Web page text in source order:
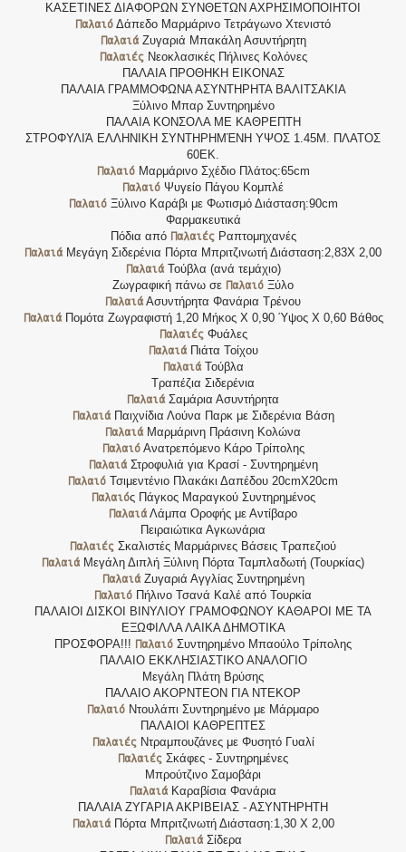
ΚΑΣΕΤΙΝΕΣ ΔΙΑΦΟΡΩΝ ΣΥΝΘΕΤΩΝ ΑΧΡΗΣΙΜΟΠΟΙΗΤΟΙ
Παλαιό Δάπεδο Μαρμάρινο Τετράγωνο Χτενιστό
ΠαλαιάΖυγαριά Μπακάλη Ασυντήρητη
ΠαλαιέςΝεοκλασικές Πήλινες Κολόνες
ΠΑΛΑΙΑ ΠΡΟΘΗΚΗ ΕΙΚΟΝΑΣ
ΠΑΛΑΙΑ ΓΡΑΜΜΟΦΩΝΑ ΑΣΥΝΤΗΡΗΤΑ ΒΑΛΙΤΣΑΚΙΑ
Ξύλινο Μπαρ Συντηρημένο
ΠΑΛΑΙΑ ΚΟΝΣΟΛΑ ΜΕ ΚΑΘΡΕΠΤΗ
ΣΤΡΟΦΥΛΙΆ ΕΛΛΗΝΙΚΗ ΣΥΝΤΗΡΗΜΈΝΗ ΥΨΟΣ 1.45Μ. ΠΛΑΤΟΣ
60ΕΚ.
ΠαλαιόΜαρμάρινο Σχέδιο Πλάτος:65cm
Παλαιό Ψυγείο Πάγου Κομπλέ
ΠαλαιόΞύλινο Καράβι με Φωτισμό Διάσταση:90cm
Φαρμακευτικά
Πόδια από ΠαλαιέςΡαπτομηχανές
Παλαιά Μεγάγη Σιδερένια Πόρτα Μπριτζινωτή Διάσταση:2,83Χ 2,00
ΠαλαιάΤούβλα (ανά τεμάχιο)
Ζωγραφική πάνω σε Παλαιό Ξύλο
Παλαιά Ασυντήρητα Φανάρια Τρένου
ΠαλαιάΠομότα Ζωγραφιστή 1,20 Μήκος Χ 0,90 Ύψος Χ 0,60 Βάθος
ΠαλαιέςΦυάλες
ΠαλαιάΠιάτα Τοίχου
ΠαλαιάΤούβλα
Τραπέζια Σιδερένια
Παλαιά Σαμάρια Ασυντήρητα
ΠαλαιάΠαιχνίδια Λούνα Παρκ με Σιδερένια Βάση
Παλαιά Μαρμάρινη Πράσινη Κολώνα
ΠαλαιόΑνατρεπόμενο Κάρο Τρίπολης
ΠαλαιάΣτροφυλιά για Κρασί - Συντηρημένη
Παλαιό Τσιμεντένιο Πλακάκι Δαπέδου 20cmX20cm
Παλαιός Πάγκος Μαραγκού Συντηρημένος
Παλαιά Λάμπα Οροφής με Αντίβαρο
Πειραιώτικα Αγκωνάρια
Παλαιές Σκαλιστές Μαρμάρινες Βάσεις Τραπεζιού
Παλαιά Μεγάλη Διπλή Ξύλινη Πόρτα Ταμπλαδωτή (Τουρκίας)
ΠαλαιάΖυγαριά Αγγλίας Συντηρημένη
Παλαιό Πήλινο Τσανά Καλέ από Τουρκία
ΠΑΛΑΙΟΙ ΔΙΣΚΟΙ ΒΙΝΥΛΙΟΥ ΓΡΑΜΟΦΩΝΟΥ ΚΑΘΑΡΟΙ ΜΕ ΤΑ
ΕΞΩΦΙΛΛΑ ΛΑΙΚΑ ΔΗΜΟΤΙΚΑ
ΠΡΟΣΦΟΡΑ!!! Παλαιό Συντηρημένο Μπαούλο Τρίπολης
ΠΑΛΑΙΟ ΕΚΚΛΗΣΙΑΣΤΙΚΟ ΑΝΑΛΟΓΙΟ
Μεγάλη Πλάτη Βρύσης
ΠΑΛΑΙΟ ΑΚΟΡΝΤΕΟΝ ΓΙΑ ΝΤΕΚΟΡ
Παλαιό Ντουλάπι Συντηρημένο με Μάρμαρο
ΠΑΛΑΙΟΙ ΚΑΘΡΕΠΤΕΣ
ΠαλαιέςΝτραμπουζάνες με Φυσητό Γυαλί
Παλαιές Σκάφες - Συντηρημένες
Μπρούτζινο Σαμοβάρι
Παλαιά Καραβίσια Φανάρια
ΠΑΛΑΙΑ ΖΥΓΑΡΙΑ ΑΚΡΙΒΕΙΑΣ - ΑΣΥΝΤΗΡΗΤΗ
ΠαλαιάΠόρτα Μπριτζινωτή Διάσταση:1,30 Χ 2,00
ΠαλαιάΣίδερα